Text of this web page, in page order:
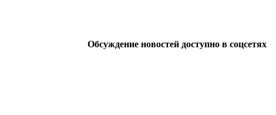
Обсуждение новостей доступно в соцсетях